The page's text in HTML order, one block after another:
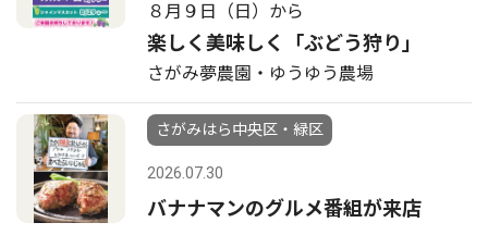
８月９日（日）から
楽しく美味しく「ぶどう狩り」
さがみ夢農園・ゆうゆう農場
さがみはら中央区・緑区
2026.07.30
バナナマンのグルメ番組が来店